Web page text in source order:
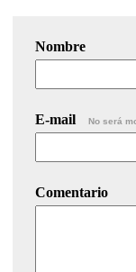
Nombre
E-mail No será
Comentario